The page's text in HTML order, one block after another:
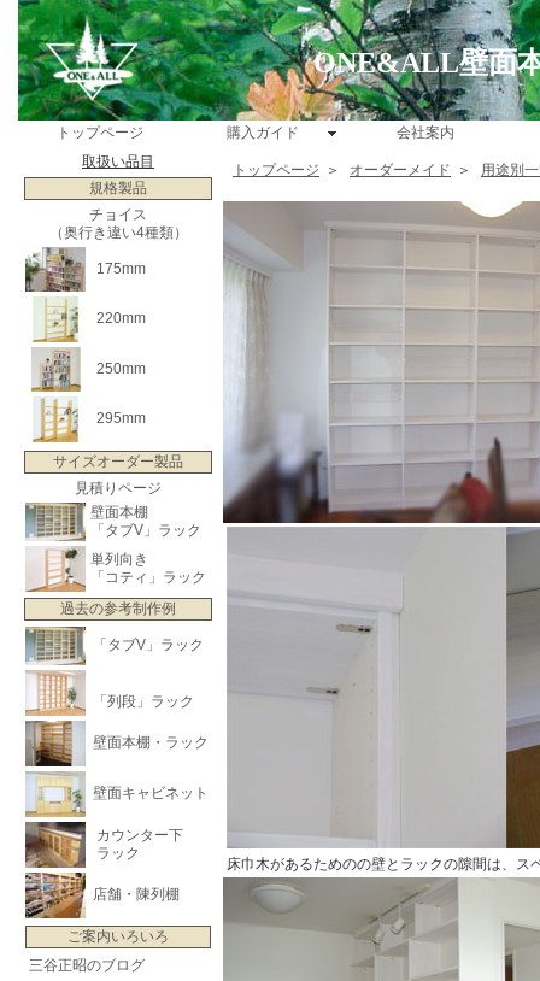
ONE&ALL壁面
トップページ 購入ガイド
会社案内
取扱い品目
規格製品
チョイス
（奥行き違い4種類）
175mm
220mm
250mm
295mm
サイズオーダー製品
見積りページ
壁面本棚
「タブV」ラック
単列向き
「コティ」ラック
過去の参考制作例
「タブV」ラック
「列段」ラック
壁面本棚・ラック
壁面キャビネット
カウンター下
ラック
店舗・陳列棚
ご案内いろいろ
三谷正昭のブログ
トップページ ＞ オーダーメイド ＞ 用途別
床巾木があるためのの壁とラックの隙間は、ス